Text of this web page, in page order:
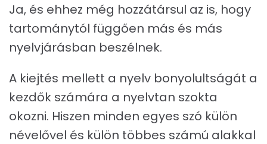
Ja, és ehhez még hozzátársul az is, hogy
tartománytól függően más és más
nyelvjárásban beszélnek.
A kiejtés mellett a nyelv bonyolultságát a
kezdők számára a nyelvtan szokta
okozni. Hiszen minden egyes szó külön
névelővel és külön többes számú alakkal